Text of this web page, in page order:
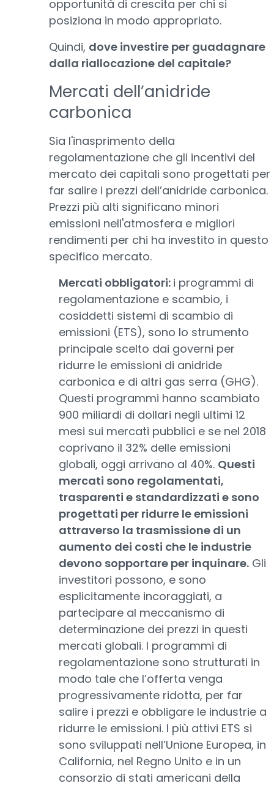
opportunità di crescita per chi si
posiziona in modo appropriato.
Quindi, dove investire per guadagnare
dalla riallocazione del capitale?
Mercati dell’anidride
carbonica
Sia l'inasprimento della
regolamentazione che gli incentivi del
mercato dei capitali sono progettati per
far salire i prezzi dell’anidride carbonica.
Prezzi più alti significano minori
emissioni nell'atmosfera e migliori
rendimenti per chi ha investito in questo
specifico mercato.
Mercati obbligatori: i programmi di
regolamentazione e scambio, i
cosiddetti sistemi di scambio di
emissioni (ETS), sono lo strumento
principale scelto dai governi per
ridurre le emissioni di anidride
carbonica e di altri gas serra (GHG).
Questi programmi hanno scambiato
900 miliardi di dollari negli ultimi 12
mesi sui mercati pubblici e se nel 2018
coprivano il 32% delle emissioni
globali, oggi arrivano al 40%. Questi
mercati sono regolamentati,
trasparenti e standardizzati e sono
progettati per ridurre le emissioni
attraverso la trasmissione di un
aumento dei costi che le industrie
devono sopportare per inquinare. Gli
investitori possono, e sono
esplicitamente incoraggiati, a
partecipare al meccanismo di
determinazione dei prezzi in questi
mercati globali. I programmi di
regolamentazione sono strutturati in
modo tale che l’offerta venga
progressivamente ridotta, per far
salire i prezzi e obbligare le industrie a
ridurre le emissioni. I più attivi ETS si
sono sviluppati nell’Unione Europea, in
California, nel Regno Unito e in un
consorzio di stati americani della